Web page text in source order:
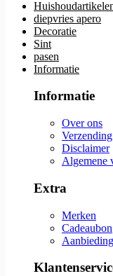
diepvries apero
Decoratie
Sint
pasen
Informatie
Informatie
Over ons
Verzending
Disclaimer
Algemene
Extra
Merken
Cadeaubon